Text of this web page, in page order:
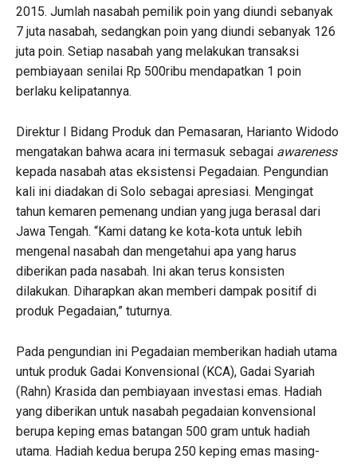
2015. Jumlah nasabah pemilik poin yang diundi sebanyak
7 juta nasabah, sedangkan poin yang diundi sebanyak 126
juta poin. Setiap nasabah yang melakukan transaksi
pembiayaan senilai Rp 500ribu mendapatkan 1 poin
berlaku kelipatannya.
Direktur I Bidang Produk dan Pemasaran, Harianto Widodo
mengatakan bahwa acara ini termasuk sebagai awareness
kepada nasabah atas eksistensi Pegadaian. Pengundian
kali ini diadakan di Solo sebagai apresiasi. Mengingat
tahun kemaren pemenang undian yang juga berasal dari
Jawa Tengah. “Kami datang ke kota-kota untuk lebih
mengenal nasabah dan mengetahui apa yang harus
diberikan pada nasabah. Ini akan terus konsisten
dilakukan. Diharapkan akan memberi dampak positif di
produk Pegadaian,” tuturnya.
Pada pengundian ini Pegadaian memberikan hadiah utama
untuk produk Gadai Konvensional (KCA), Gadai Syariah
(Rahn) Krasida dan pembiayaan investasi emas. Hadiah
yang diberikan untuk nasabah pegadaian konvensional
berupa keping emas batangan 500 gram untuk hadiah
utama. Hadiah kedua berupa 250 keping emas masing-